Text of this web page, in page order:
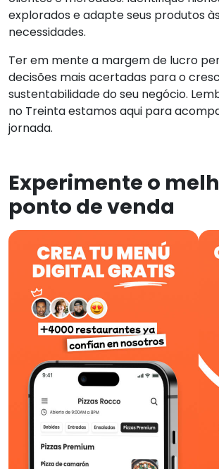
explorados e adapte seus produtos
necessidades.
Ter em mente a margem de lucro
decisões mais acertadas para o
sustentabilidade do seu negócio.
no Treinta estamos aqui para
jornada.
Experimente o
ponto de venda